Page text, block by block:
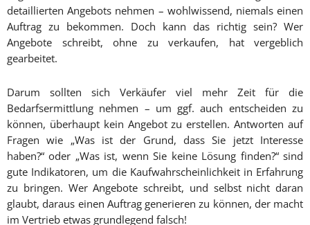
detaillierten Angebots nehmen – wohlwissend, niemals einen
Auftrag zu bekommen. Doch kann das richtig sein? Wer
Angebote schreibt, ohne zu verkaufen, hat vergeblich
gearbeitet.
Darum sollten sich Verkäufer viel mehr Zeit für die
Bedarfsermittlung nehmen – um ggf. auch entscheiden zu
können, überhaupt kein Angebot zu erstellen. Antworten auf
Fragen wie „Was ist der Grund, dass Sie jetzt Interesse
haben?“ oder „Was ist, wenn Sie keine Lösung finden?“ sind
gute Indikatoren, um die Kaufwahrscheinlichkeit in Erfahrung
zu bringen. Wer Angebote schreibt, und selbst nicht daran
glaubt, daraus einen Auftrag generieren zu können, der macht
im Vertrieb etwas grundlegend falsch!